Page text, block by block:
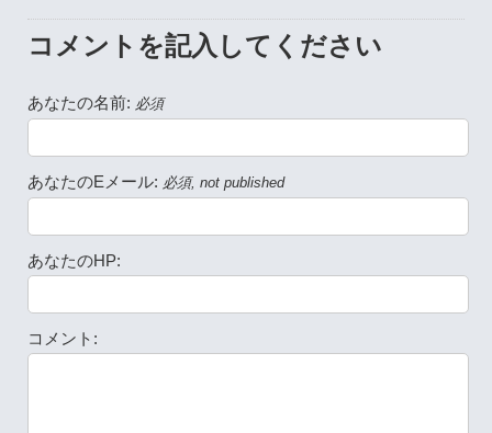
コメントを記入してください
あなたの名前: 必須
あなたのEメール: 必須, not published
あなたのHP:
コメント: